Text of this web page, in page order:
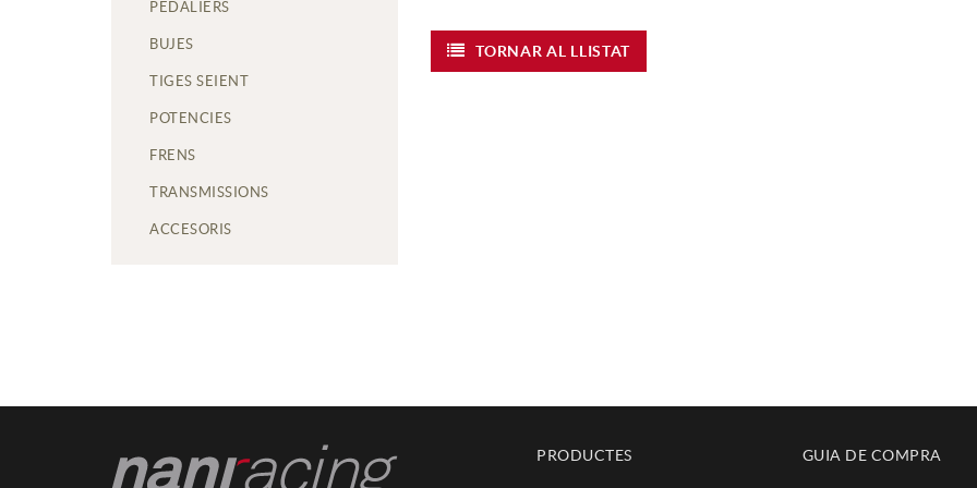
PEDALIERS
BUJES
TIGES SEIENT
POTENCIES
FRENS
TRANSMISSIONS
ACCESORIS
TORNAR AL LLISTAT
PRODUCTES GUIA DE COMPRA